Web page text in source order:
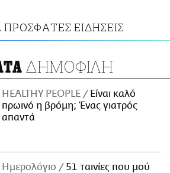
ΠΡΟΣΦΑΤΕΣ ΕΙΔΗΣΕΙΣ
ΔΗΜΟΦΙΛΗ
HEALTHY PEOPLE
Είναι καλό
πρωινό η βρόμη; Ένας γιατρός
απαντά
Ημερολόγιο
51 ταινίες που μού